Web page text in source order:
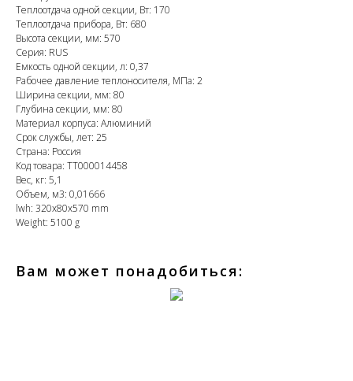
Теплоотдача одной секции, Вт: 170
Теплоотдача прибора, Вт: 680
Высота секции, мм: 570
Серия: RUS
Емкость одной секции, л: 0,37
Рабочее давление теплоносителя, МПа: 2
Ширина секции, мм: 80
Глубина секции, мм: 80
Материал корпуса: Алюминий
Срок службы, лет: 25
Страна: Россия
Код товара: ТТ000014458
Вес, кг: 5,1
Объем, м3: 0,01666
lwh: 320x80x570 mm
Weight: 5100 g
Вам может понадобиться: